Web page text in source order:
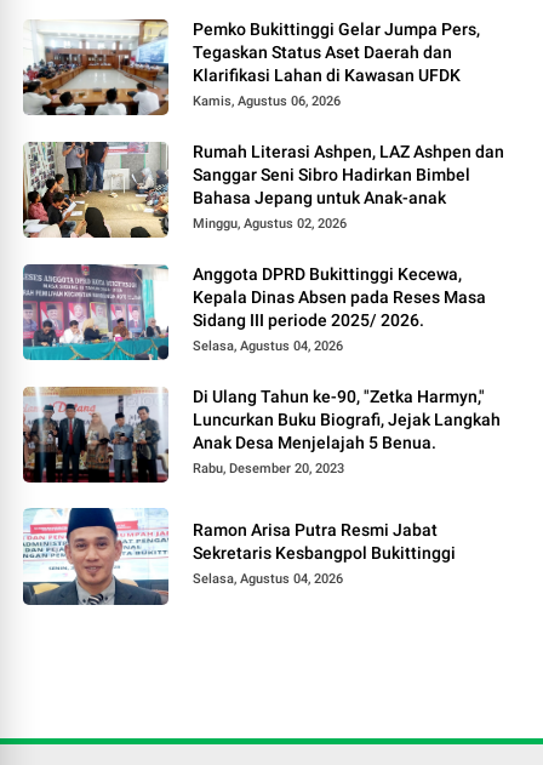
Pemko Bukittinggi Gelar Jumpa Pers,
Tegaskan Status Aset Daerah dan
Klarifikasi Lahan di Kawasan UFDK
Kamis, Agustus 06, 2026
Rumah Literasi Ashpen, LAZ Ashpen dan
Sanggar Seni Sibro Hadirkan Bimbel
Bahasa Jepang untuk Anak-anak
Minggu, Agustus 02, 2026
Anggota DPRD Bukittinggi Kecewa,
Kepala Dinas Absen pada Reses Masa
Sidang III periode 2025/ 2026.
Selasa, Agustus 04, 2026
Di Ulang Tahun ke-90, "Zetka Harmyn,"
Luncurkan Buku Biografi, Jejak Langkah
Anak Desa Menjelajah 5 Benua.
Rabu, Desember 20, 2023
Ramon Arisa Putra Resmi Jabat
Sekretaris Kesbangpol Bukittinggi
Selasa, Agustus 04, 2026